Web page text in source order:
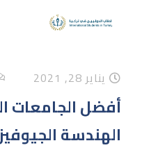
يناير 28, 2021
أفضل الجامعات
الهندسة